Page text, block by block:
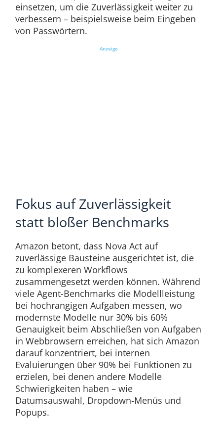
einsetzen, um die Zuverlässigkeit weiter zu
verbessern – beispielsweise beim Eingeben
von Passwörtern.
Anzeige
Fokus auf Zuverlässigkeit
statt bloßer Benchmarks
Amazon betont, dass Nova Act auf
zuverlässige Bausteine ausgerichtet ist, die
zu komplexeren Workflows
zusammengesetzt werden können. Während
viele Agent-Benchmarks die Modellleistung
bei hochrangigen Aufgaben messen, wo
modernste Modelle nur 30% bis 60%
Genauigkeit beim Abschließen von Aufgaben
in Webbrowsern erreichen, hat sich Amazon
darauf konzentriert, bei internen
Evaluierungen über 90% bei Funktionen zu
erzielen, bei denen andere Modelle
Schwierigkeiten haben – wie
Datumsauswahl, Dropdown-Menüs und
Popups.